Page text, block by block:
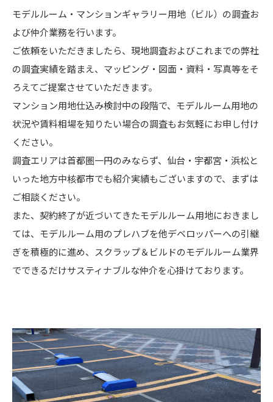
モデルルーム・マンションギャラリー用地（ビル）の調査お
よび仲介業務を行います。
ご依頼をいただきましたら、現地調査およびこれまでの弊社
の調査実績を踏まえ、マッピング・図面・資料・写真等をそ
ろえてご提案させていただきます。
マンション用地仕込み検討中の段階で、モデルルーム用地の
状況や賃料相場を知りたい場合の調査もお気軽にお申し付け
ください。
調査エリアは首都圏一円のみならず、仙台・宇都宮・浜松と
いった地方中核都市でも紹介実績もございますので、まずは
ご相談ください。
また、契約終了が近づいてきたモデルルーム用地におきまし
ては、モデルルーム用のプレハブを他デベロッパーへの引継
ぎを積極的に進め、スクラップ＆ビルドのモデルルーム業界
でできるだけサスティナブルな仲介を心掛けております。